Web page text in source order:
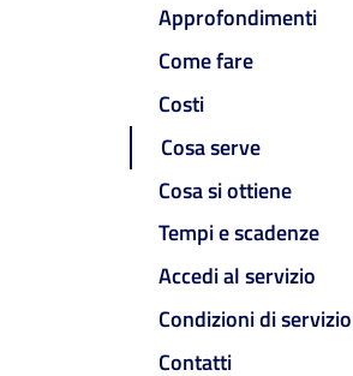
Approfondimenti
Come fare
Costi
Cosa serve
Cosa si ottiene
Tempi e scadenze
Accedi al servizio
Condizioni di servizio
Contatti